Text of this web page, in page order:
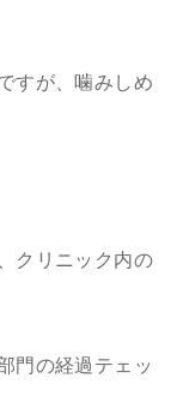
すが、噛みしめ
クリニック内の
門の経過テェッ